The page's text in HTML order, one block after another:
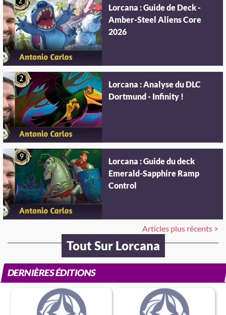
Lorcana : Guide de Deck -
Amber-Steel Aliens Core
2026
Lorcana : Analyse du DLC
Dortmund - Infinity !
Lorcana : Guide du deck
Emerald-Sapphire Ramp
Control
Articles plus récents >
Tout Sur Lorcana
DERNIÈRES ÉDITIONS